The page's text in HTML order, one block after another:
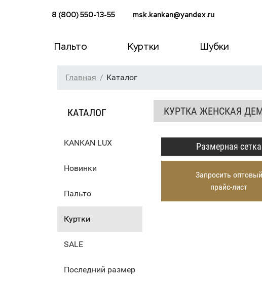
8 (800) 550-13-55 msk.kankan@yandex.ru
Пальто Куртки Шубки
Главная Каталог
КАТАЛОГ
KANKAN LUX
Новинки
Пальто
Куртки
SALE
Последний размер
КУРТКА ЖЕНСКАЯ
Размерная сетка
Запросить оптовый
прайс-лист